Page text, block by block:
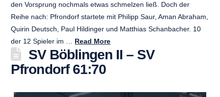
den Vorsprung nochmals etwas schmelzen ließ. Doch der
Reihe nach: Pfrondorf startete mit Philipp Saur, Aman Abraham,
Quirin Deutsch, Paul Hildinger und Matthias Schanbacher. 10
der 12 Spieler im … Read More
SV Böblingen II – SV
Pfrondorf 61:70